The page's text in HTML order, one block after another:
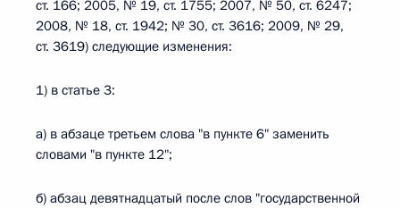
ст. 166; 2005, № 19, ст. 1755; 2007, № 50, ст. 6247;
2008, № 18, ст. 1942; № 30, ст. 3616; 2009, № 29,
ст. 3619) следующие изменения:
1) в статье 3:
а) в абзаце третьем слова "в пункте 6" заменить
словами "в пункте 12";
б) абзац девятнадцатый после слов "государственной